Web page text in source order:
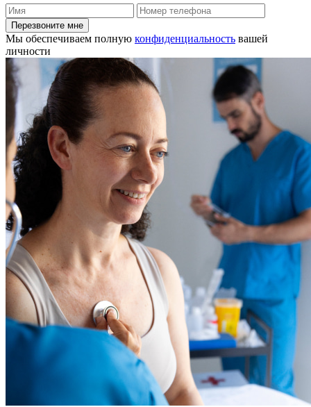
Перезвоните мне
Мы обеспечиваем полную конфиденциальность вашей
личности